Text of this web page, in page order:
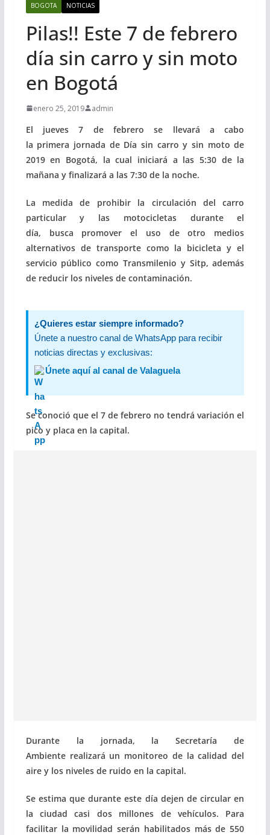
BOGOTA NOTICIAS
Pilas!! Este 7 de febrero
día sin carro y sin moto
en Bogotá
enero 25, 2019 admin
El jueves 7 de febrero se llevará a cabo
la primera jornada de Día sin carro y sin moto de
2019 en Bogotá, la cual iniciará a las 5:30 de la
mañana y finalizará a las 7:30 de la noche.
La medida de prohibir la circulación del carro
particular y las motocicletas durante el
día, busca promover el uso de otro medios
alternativos de transporte como la bicicleta y el
servicio público como Transmilenio y Sitp, además
de reducir los niveles de contaminación.
¿Quieres estar siempre informado?
Únete a nuestro canal de WhatsApp para recibir
noticias directas y exclusivas:
Únete aquí al canal de Valaguela
Se conoció que el 7 de febrero no tendrá variación el
pico y placa en la capital.
Durante la jornada, la Secretaría de
Ambiente realizará un monitoreo de la calidad del
aire y los niveles de ruido en la capital.
Se estima que durante este día dejen de circular en
la ciudad casi dos millones de vehículos. Para
facilitar la movilidad serán habilitados más de 550